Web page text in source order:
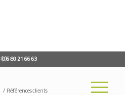
80 21 66 63
/ Références clients